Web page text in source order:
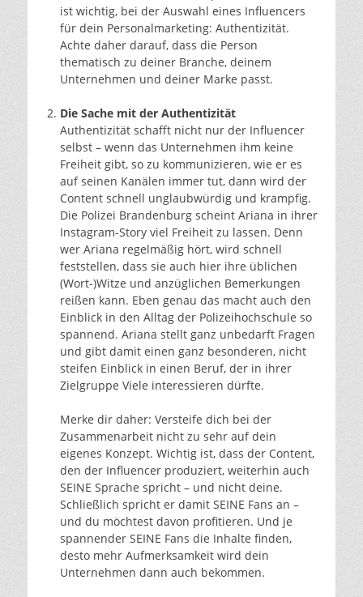
ist wichtig, bei der Auswahl eines Influencers
für dein Personalmarketing: Authentizität.
Achte daher darauf, dass die Person
thematisch zu deiner Branche, deinem
Unternehmen und deiner Marke passt.
Die Sache mit der Authentizität
Authentizität schafft nicht nur der Influencer
selbst – wenn das Unternehmen ihm keine
Freiheit gibt, so zu kommunizieren, wie er es
auf seinen Kanälen immer tut, dann wird der
Content schnell unglaubwürdig und krampfig.
Die Polizei Brandenburg scheint Ariana in ihrer
Instagram-Story viel Freiheit zu lassen. Denn
wer Ariana regelmäßig hört, wird schnell
feststellen, dass sie auch hier ihre üblichen
(Wort-)Witze und anzüglichen Bemerkungen
reißen kann. Eben genau das macht auch den
Einblick in den Alltag der Polizeihochschule so
spannend. Ariana stellt ganz unbedarft Fragen
und gibt damit einen ganz besonderen, nicht
steifen Einblick in einen Beruf, der in ihrer
Zielgruppe Viele interessieren dürfte.
Merke dir daher: Versteife dich bei der
Zusammenarbeit nicht zu sehr auf dein
eigenes Konzept. Wichtig ist, dass der Content,
den der Influencer produziert, weiterhin auch
SEINE Sprache spricht – und nicht deine.
Schließlich spricht er damit SEINE Fans an –
und du möchtest davon profitieren. Und je
spannender SEINE Fans die Inhalte finden,
desto mehr Aufmerksamkeit wird dein
Unternehmen dann auch bekommen.